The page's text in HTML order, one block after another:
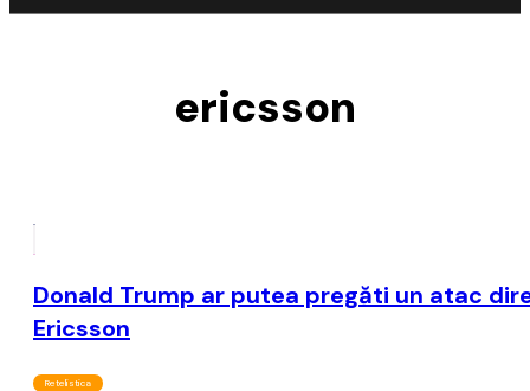
ericsson
Donald Trump ar putea pregăti un atac
Ericsson
Retelistica